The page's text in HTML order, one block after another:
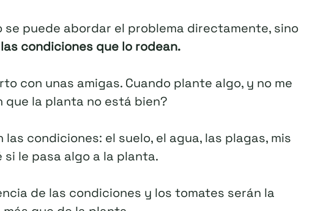
se puede abordar el problema directamente, sino
condiciones que lo rodean.
con unas amigas. Cuando plante algo, y no me
que la planta no está bien?
las condiciones: el suelo, el agua, las plagas, mis
si le pasa algo a la planta.
de las condiciones y los tomates serán la